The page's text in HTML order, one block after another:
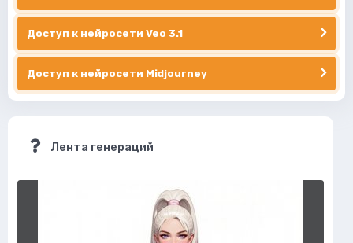
Доступ к нейросети Veo 3.1
Доступ к нейросети Midjourney
Лента генераций